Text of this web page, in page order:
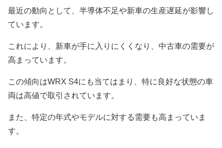
最近の動向として、半導体不足や新車の生産遅延が影響し
ています。
これにより、新車が手に入りにくくなり、中古車の需要が
高まっています。
この傾向はWRX S4にも当てはまり、特に良好な状態の車
両は高値で取引されています。
また、特定の年式やモデルに対する需要も高まっていま
す。